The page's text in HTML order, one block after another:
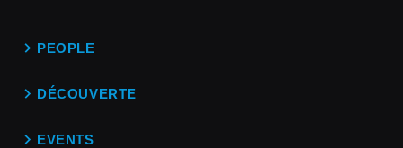
PEOPLE
DÉCOUVERTE
EVENTS